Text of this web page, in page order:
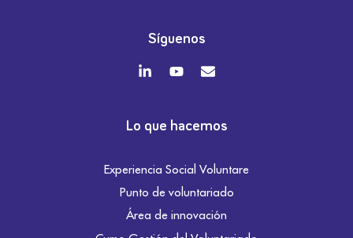
Síguenos
Lo que hacemos
Experiencia Social Voluntare
Punto de voluntariado
Área de innovación